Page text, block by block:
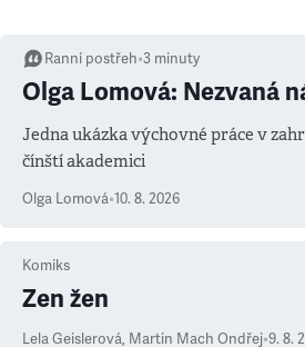
Ranní postřeh•3 minuty
Olga Lomová: Nezvaná
Jedna ukázka výchovné práce v
čínští akademici
Olga Lomová•10. 8. 2026
Komiks
Zen žen
Lela Geislerová, Martin Mach Ondřej•9. 8.